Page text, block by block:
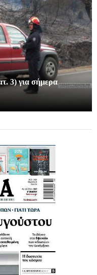
3) για σήμερα